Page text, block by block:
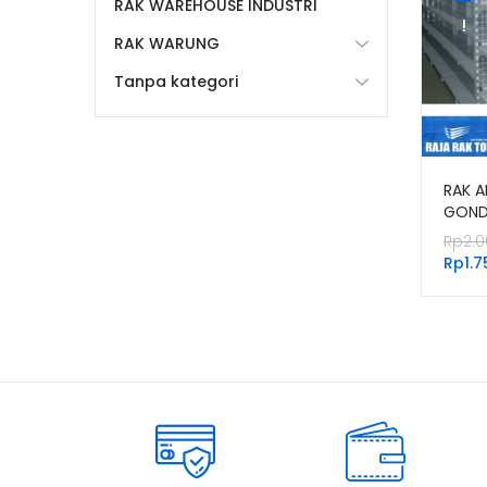
!
RAK
TIPE
Rp
Rp
RAK WAREHOUSE INDUSTRI
RAK WARUNG
Tanpa kategori